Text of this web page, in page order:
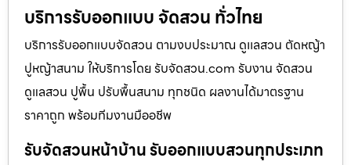
บริการรับออกแบบ จัดสวน ทั่วไทย
บริการรับออกแบบจัดสวน ตามงบประมาณ ดูเเลสวน ตัดหญ้า
ปูหญ้าสนาม ให้บริการโดย รับจัดสวน.com รับงาน จัดสวน
ดูแลสวน ปูพื้น ปรับพื้นสนาม ทุกชนิด ผลงานได้มาตรฐาน
ราคาถูก พร้อมทีมงานมืออชีพ
รับจัดสวนหน้าบ้าน รับออกแบบสวนทุกประเภท